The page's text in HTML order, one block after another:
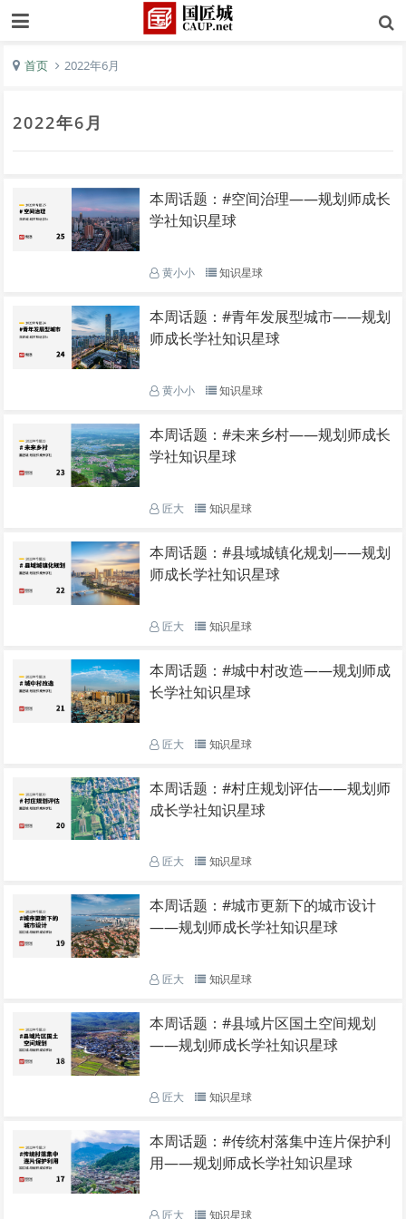
首页 2022年6月
2022年6月
本周话题：#空间治理——规划师成长
学社知识星球
黄小小 知识星球
本周话题：#青年发展型城市——规划
师成长学社知识星球
黄小小 知识星球
本周话题：#未来乡村——规划师成长
学社知识星球
匠大 知识星球
本周话题：#县域城镇化规划——规划
师成长学社知识星球
匠大 知识星球
本周话题：#城中村改造——规划师成
长学社知识星球
匠大 知识星球
本周话题：#村庄规划评估——规划师
成长学社知识星球
匠大 知识星球
本周话题：#城市更新下的城市设计
——规划师成长学社知识星球
匠大 知识星球
本周话题：#县域片区国土空间规划
——规划师成长学社知识星球
匠大 知识星球
本周话题：#传统村落集中连片保护利
用——规划师成长学社知识星球
匠大 知识星球